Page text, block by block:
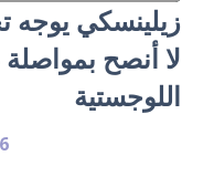
زيلينسكي يوجه
لا أنصح
اللوجستية